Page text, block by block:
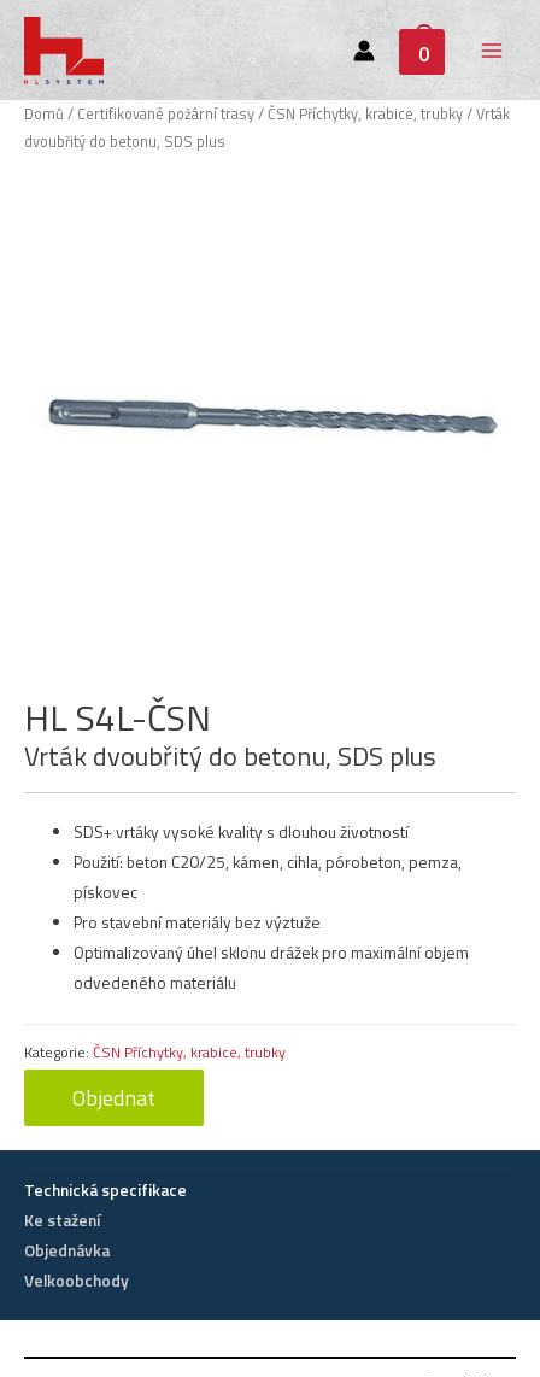
0
Main
Menu
Domů / Certifikované požární trasy/ČSN Příchytky, krabice, trubky/ Vrták
dvoubřitý do betonu, SDS plus
HL S4L-ČSN
Vrták dvoubřitý do betonu, SDS plus
SDS+ vrtáky vysoké kvality s dlouhou životností
Použití: beton C20/25, kámen, cihla, pórobeton, pemza,
pískovec
Pro stavební materiály bez výztuže
Optimalizovaný úhel sklonu drážek pro maximální objem
odvedeného materiálu
Kategorie: ČSN Příchytky, krabice, trubky
Objednat
Technická specifikace
Ke stažení
Objednávka
Velkoobchody